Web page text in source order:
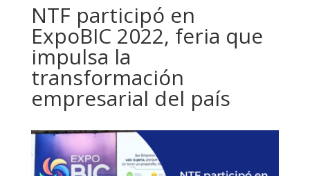
NTF participó en
ExpoBIC 2022, feria que
impulsa la
transformación
empresarial del país